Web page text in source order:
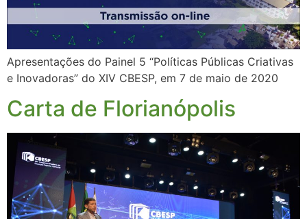
Apresentações do Painel 5 “Políticas Públicas Criativas
e Inovadoras” do XIV CBESP, em 7 de maio de 2020
Carta de Florianópolis